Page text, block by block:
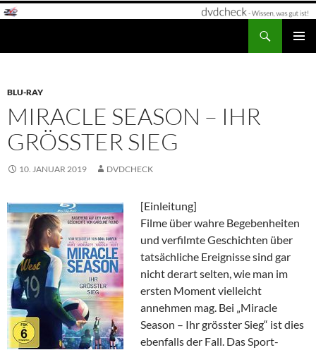
Zum
BLU-RAY
MIRACLE SEASON – IHR
GRÖSSTER SIEG
10. JANUAR 2019 DVDCHECK
[Einleitung]
Filme über wahre Begebenheiten
und verfilmte Geschichten über
tatsächliche Ereignisse sind gar
nicht derart selten, wie man im
ersten Moment vielleicht
annehmen mag. Bei „Miracle
Season – Ihr grösster Sieg“ ist dies
ebenfalls der Fall. Das Sport-